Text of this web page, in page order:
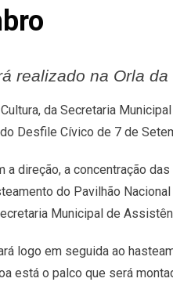
realizado na Orla
da Secretaria
Desfile Cívico de 7 de
a direção, a concentração
do Pavilhão
Municipal de
logo em seguida ao
está o palco que será